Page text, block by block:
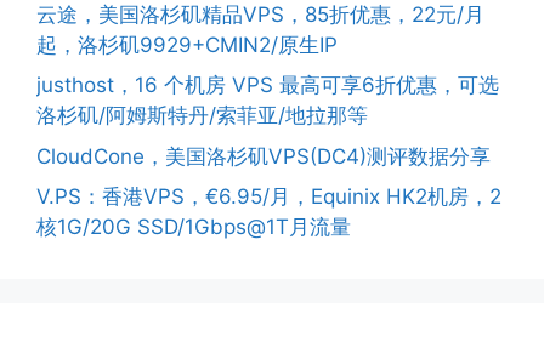
云途，美国洛杉矶精品VPS，85折优惠，22元/月
起，洛杉矶9929+CMIN2/原生IP
justhost，16 个机房 VPS 最高可享6折优惠，可选
洛杉矶/阿姆斯特丹/索菲亚/地拉那等
CloudCone，美国洛杉矶VPS(DC4)测评数据分享
V.PS：香港VPS，€6.95/月，Equinix HK2机房，2
核1G/20G SSD/1Gbps@1T月流量